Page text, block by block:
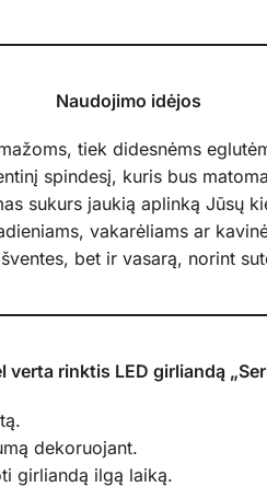
Naudojimo idėjos
tiek didesnėms
spindesį, kuris bus
sukurs jaukią aplinką Jūsų
vakarėliams ar
bet ir vasarą, norint
verta rinktis LED girliandą
dekoruojant.
girliandą ilgą laiką.